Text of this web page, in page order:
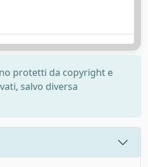
protetti da copyright e
salvo diversa